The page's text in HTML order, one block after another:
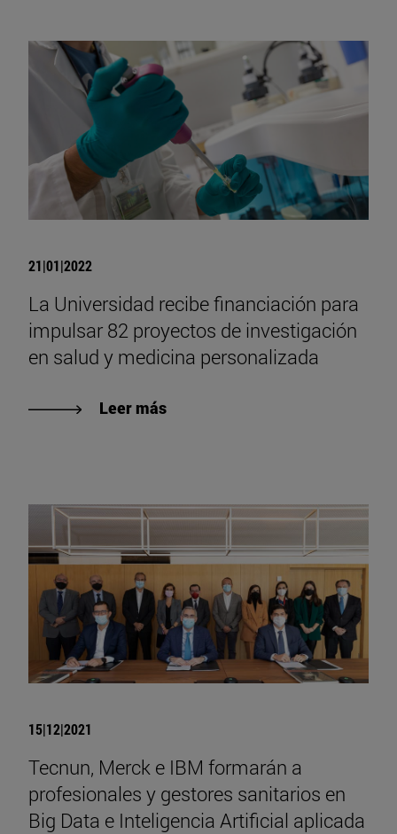
21|01|2022
La Universidad recibe financiación para
impulsar 82 proyectos de investigación
en salud y medicina personalizada
Leer más
15|12|2021
Tecnun, Merck e IBM formarán a
profesionales y gestores sanitarios en
Big Data e Inteligencia Artificial aplicada